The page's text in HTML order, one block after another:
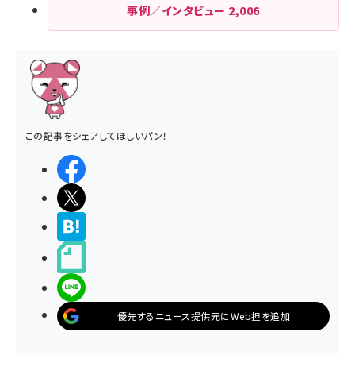
事例／インタビュー 2,006
この記事をシェアしてほしいパン！
優先するニュース提供元にWeb担を追加